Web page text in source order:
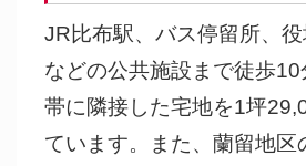
JR比布駅、バス停留所、
などの公共施設まで徒歩
帯に隣接した宅地を1坪
ています。また、蘭留地区